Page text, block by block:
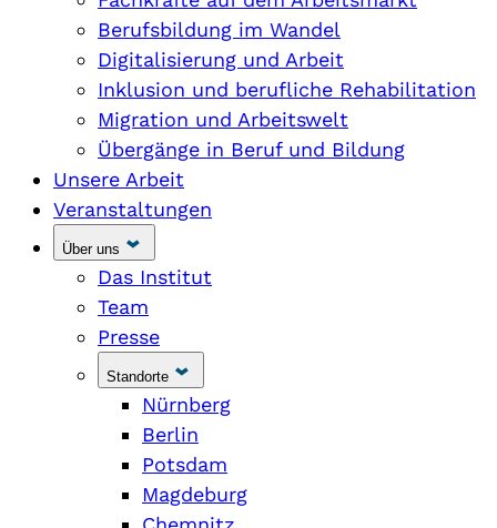
Berufsbildung im Wandel
Digitalisierung und Arbeit
Inklusion und berufliche Rehabilitation
Migration und Arbeitswelt
Übergänge in Beruf und Bildung
Unsere Arbeit
Veranstaltungen
Über uns
Das Institut
Team
Presse
Standorte
Nürnberg
Berlin
Potsdam
Magdeburg